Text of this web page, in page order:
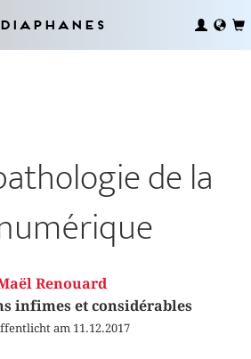
Diaphanes
de la
Renouard
infimes et considérables
am 11.12.2017